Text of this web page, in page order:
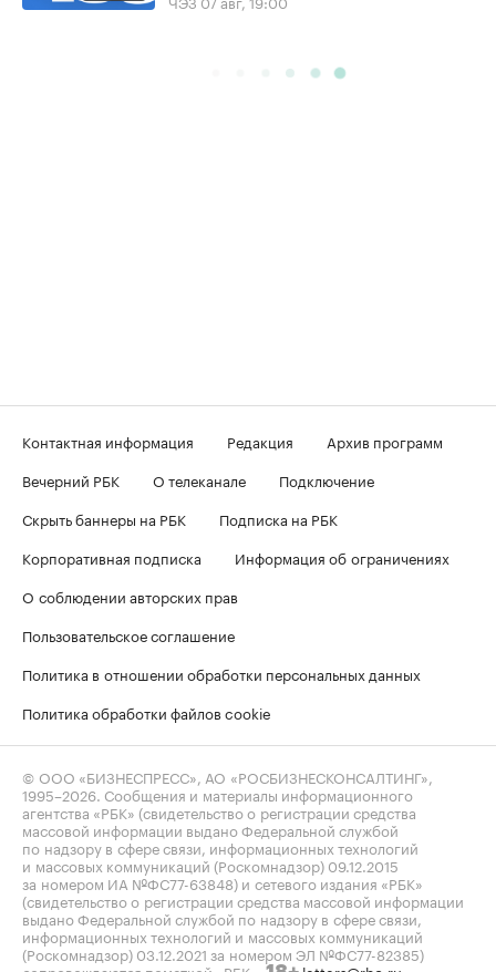
Контактная информация Редакция
Архив программ
Вечерний РБК
О телеканале
Подключение
Скрыть баннеры на РБК
Подписка на РБК
Корпоративная подписка
Информация об ограничениях
О соблюдении авторских прав
Пользовательское соглашение
Политика в отношении обработки персональных данных
Политика обработки файлов cookie
© ООО «БИЗНЕСПРЕСС», АО «РОСБИЗНЕСКОНСАЛТИНГ»,
1995–2026 . Сообщения и материалы информационного
агентства «РБК» (свидетельство о регистрации средства
массовой информации выдано Федеральной службой
по надзору в сфере связи, информационных технологий
и массовых коммуникаций (Роскомнадзор) 09.12.2015
за номером ИА №ФС77-63848) и сетевого издания «РБК»
(свидетельство о регистрации средства массовой информации
выдано Федеральной службой по надзору в сфере связи,
информационных технологий и массовых коммуникаций
(Роскомнадзор) 03.12.2021 за номером ЭЛ №ФС77-82385)